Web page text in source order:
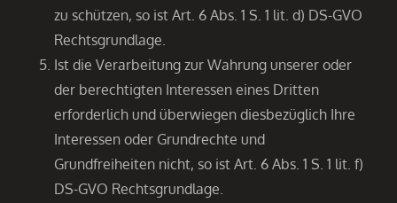
zu schützen, so ist Art. 6 Abs. 1 S. 1 lit. d) DS-GVO
Rechtsgrundlage.
Ist die Verarbeitung zur Wahrung unserer oder
der berechtigten Interessen eines Dritten
erforderlich und überwiegen diesbezüglich Ihre
Interessen oder Grundrechte und
Grundfreiheiten nicht, so ist Art. 6 Abs. 1 S. 1 lit. f)
DS-GVO Rechtsgrundlage.